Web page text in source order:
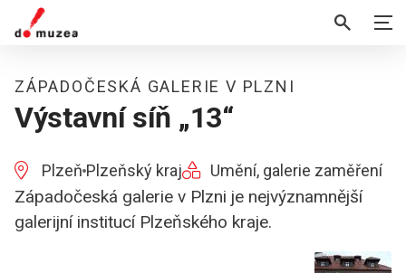
ZÁPADOČESKÁ GALERIE V PLZNI
Výstavní síň „13“
Plzeň Plzeňský kraj Umění, galerie zaměření
Západočeská galerie v Plzni je nejvýznamnější
galerijní institucí Plzeňského kraje.